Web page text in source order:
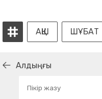
АҚШ ШҰБАТ
Алдыңғы